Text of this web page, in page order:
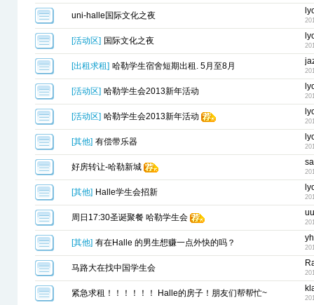
uni-halle国际文化之夜
[活动区] 国际文化之夜
[出租求租] 哈勒学生宿舍短期出租. 5月至8月
[活动区] 哈勒学生会2013新年活动
[活动区] 哈勒学生会2013新年活动
[其他] 有偿带乐器
好房转让-哈勒新城
[其他] Halle学生会招新
周日17:30圣诞聚餐 哈勒学生会
[其他] 有在Halle 的男生想赚一点外快的吗？
马路大在找中国学生会
紧急求租！！！！！！ Halle的房子！朋友们帮帮忙~